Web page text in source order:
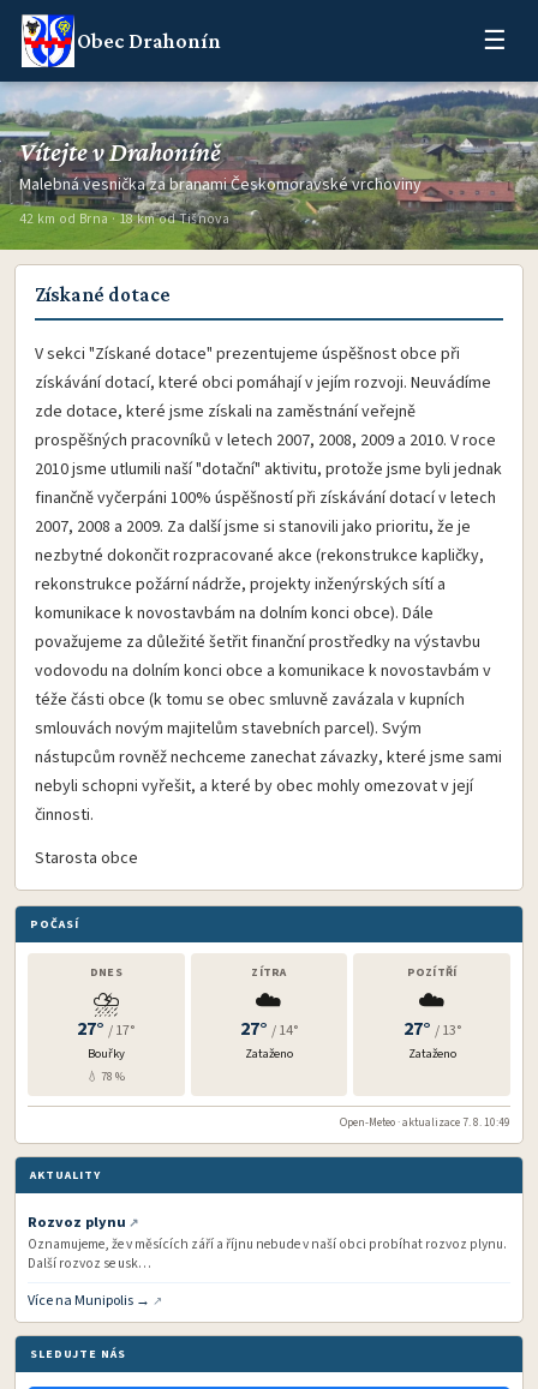
Obec Drahonín ☰
Vítejte v Drahoníně
Malebná vesnička za branami Českomoravské vrchoviny
42 km od Brna · 18 km od Tišnova
Získané dotace
V sekci "Získané dotace" prezentujeme úspěšnost obce při
získávání dotací, které obci pomáhají v jejím rozvoji. Neuvádíme
zde dotace, které jsme získali na zaměstnání veřejně
prospěšných pracovníků v letech 2007, 2008, 2009 a 2010. V roce
2010 jsme utlumili naší "dotační" aktivitu, protože jsme byli jednak
finančně vyčerpáni 100% úspěšností při získávání dotací v letech
2007, 2008 a 2009. Za další jsme si stanovili jako prioritu, že je
nezbytné dokončit rozpracované akce (rekonstrukce kapličky,
rekonstrukce požární nádrže, projekty inženýrských sítí a
komunikace k novostavbám na dolním konci obce). Dále
považujeme za důležité šetřit finanční prostředky na výstavbu
vodovodu na dolním konci obce a komunikace k novostavbám v
téže části obce (k tomu se obec smluvně zavázala v kupních
smlouvách novým majitelům stavebních parcel). Svým
nástupcům rovněž nechceme zanechat závazky, které jsme sami
nebyli schopni vyřešit, a které by obec mohly omezovat v její
činnosti.
Starosta obce
POČASÍ
DNES
⛈️
27°/ 17°
Bouřky
💧 78 %
ZÍTRA
☁️
27° / 14°
Zataženo
POZÍTŘÍ
☁️
27° / 13°
Zataženo
Open-Meteo · aktualizace 7. 8. 10:49
AKTUALITY
Rozvoz plynu
Oznamujeme, že v měsících září a říjnu nebude v naší obci probíhat rozvoz plynu.
Další rozvoz se usk…
Více na Munipolis →
SLEDUJTE NÁS